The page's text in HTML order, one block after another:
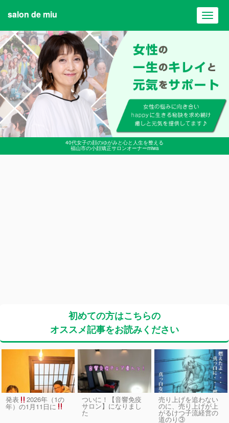
40代女子の顔のゆがみと心と人生を整える
福山市の小顔矯正サロンオーナーmiwa
salon de miu
初めての方はこちらの
オススメ記事をお読みください
発表 2026年（1の
年）の1月11日に
ついに！【音響免疫
サロン】になりまし
た
売り上げを追わない
のに、売り上げが上
がるけつ子流経営の
道のり③